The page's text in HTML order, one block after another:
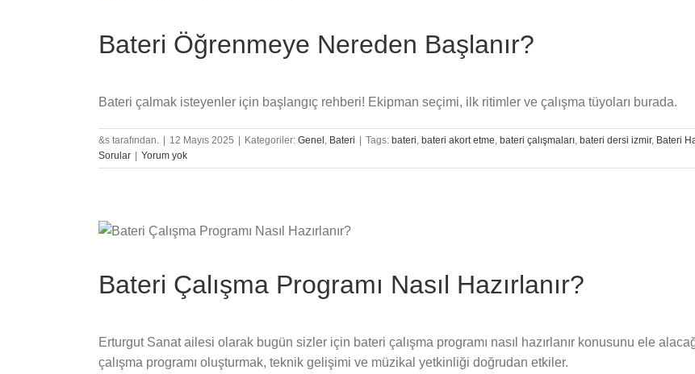
Bateri Öğrenmeye Nereden Başlanır?
Bateri çalmak isteyenler için başlangıç rehberi! Ekipman seçimi, ilk ritimler ve çalışma tüyoları burada.
&s tarafından. | 12 Mayıs 2025 | Kategoriler: Genel Bateri | Tags: bateri bateri akort etme bateri çalışmaları bateri dersi izmir, Bateri
Sorular | Yorum yok
Bateri Çalışma Programı Nasıl Hazırlanır?
Erturgut Sanat ailesi olarak bugün sizler için bateri çalışma programı nasıl hazırlanır konusunu ele
çalışma programı oluşturmak, teknik gelişimi ve müzikal yetkinliği doğrudan etkiler.